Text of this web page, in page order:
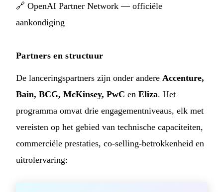
🔗 OpenAI Partner Network — officiële
aankondiging
Partners en structuur
De lanceringspartners zijn onder andere Accenture,
Bain, BCG, McKinsey, PwC en Eliza. Het
programma omvat drie engagementniveaus, elk met
vereisten op het gebied van technische capaciteiten,
commerciële prestaties, co-selling-betrokkenheid en
uitrolervaring: